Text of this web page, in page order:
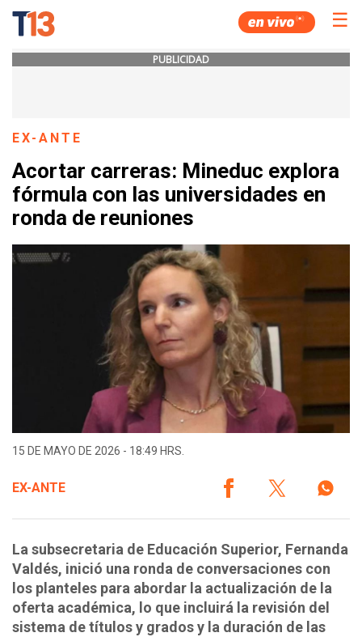
☰
PUBLICIDAD
EX-ANTE
Acortar carreras: Mineduc explora
fórmula con las universidades en
ronda de reuniones
15 DE MAYO DE 2026 - 18:49 HRS.
EX-ANTE
La subsecretaria de Educación Superior, Fernanda
Valdés, inició una ronda de conversaciones con
los planteles para abordar la actualización de la
oferta académica, lo que incluirá la revisión del
sistema de títulos y grados y la duración de las